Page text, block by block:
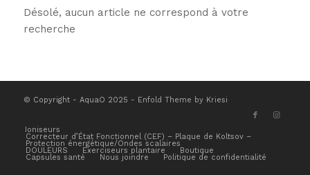
Désolé, aucun article ne correspond à votre
recherche
© Copyright - AquaO 2025 - Enfold Theme by Kriesi
Ioniseurs
Correcteur d’État Fonctionnel (CEF) – Plaque de Koltsov –
Protection énergétique/Ondes scalaires
DOULEURS Exerciseurs plantaire Boutique
Capsules santé Nous joindre Politique de confidentialité